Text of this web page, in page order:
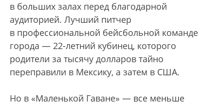
в больших залах перед благодарной
аудиторией. Лучший питчер
в профессиональной бейсбольной команде
города — 22-летний кубинец, которого
родители за тысячу долларов тайно
переправили в Мексику, а затем в США.
Но в «Маленькой Гаване» — все меньше